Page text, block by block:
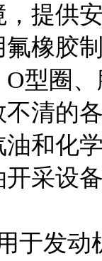
提供
橡胶
型圈
清的
和化
采设
于发